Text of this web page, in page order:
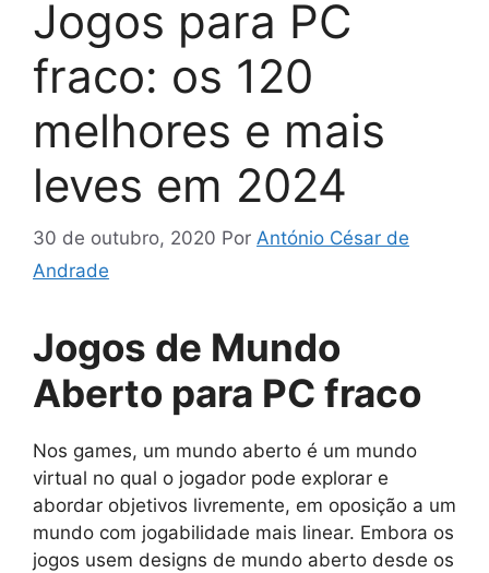
Jogos para PC
fraco: os 120
melhores e mais
leves em 2024
30 de outubro, 2020 Por António César de
Andrade
Jogos de Mundo
Aberto para PC fraco
Nos games, um mundo aberto é um mundo
virtual no qual o jogador pode explorar e
abordar objetivos livremente, em oposição a um
mundo com jogabilidade mais linear. Embora os
jogos usem designs de mundo aberto desde os